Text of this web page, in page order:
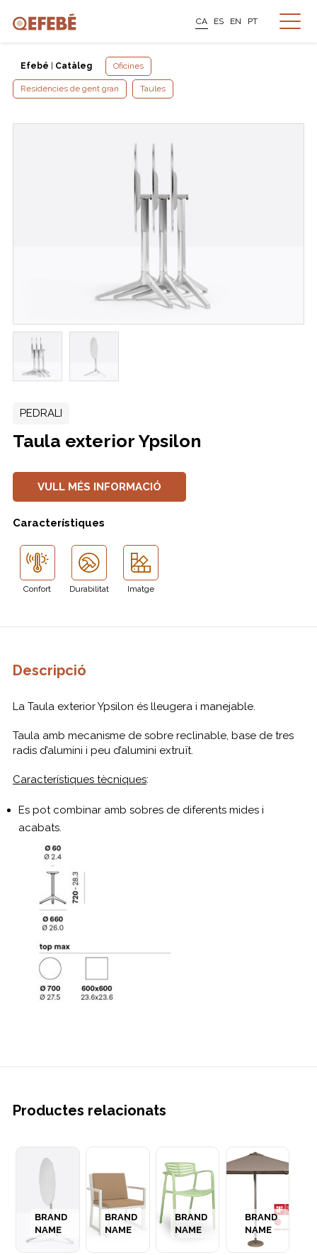
CA ES EN PT
Efebé Catàleg Oficines
Residències de gent gran Taules
PEDRALI
Taula exterior Ypsilon
VULL MÉS INFORMACIÓ
Característiques
Confort Durabilitat Imatge
Descripció
La Taula exterior Ypsilon és lleugera i manejable.
Taula amb mecanisme de sobre reclinable, base de tres
radis d’alumini i peu d’alumini extruït.
Característiques tècniques:
Es pot combinar amb sobres de diferents mides i
acabats.
Productes relacionats
BRAND
NAME
BRAND
NAME
BRAND
NAME
BRAND
NAME